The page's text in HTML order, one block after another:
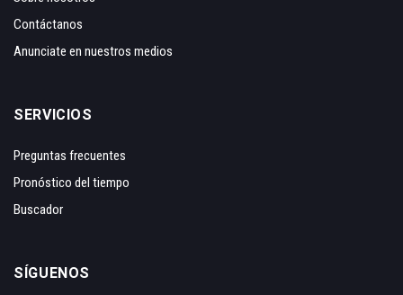
Contáctanos
Anunciate en nuestros medios
SERVICIOS
Preguntas frecuentes
Pronóstico del tiempo
Buscador
SÍGUENOS